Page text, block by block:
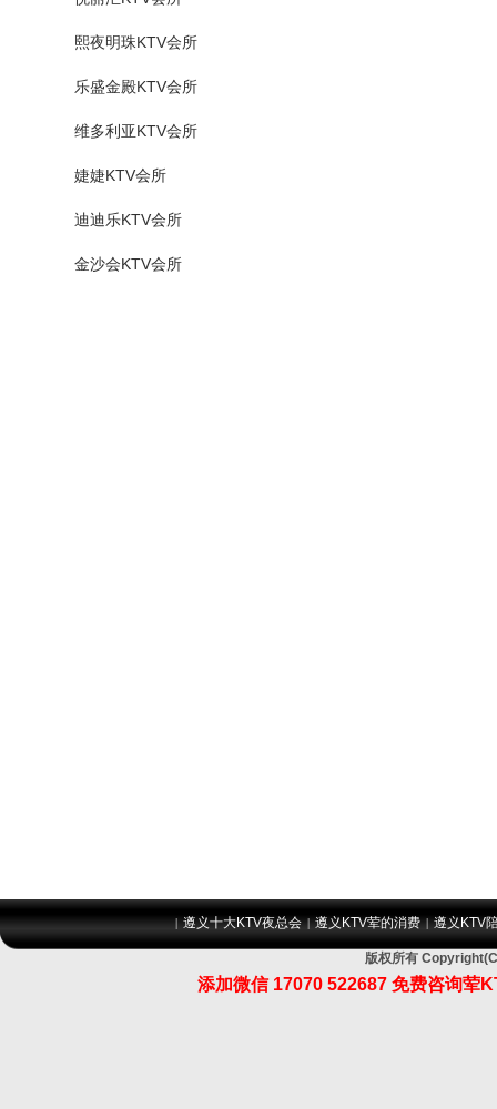
熙夜明珠KTV会所
乐盛金殿KTV会所
维多利亚KTV会所
婕婕KTV会所
迪迪乐KTV会所
金沙会KTV会所
|遵义十大KTV夜总会 |遵义KTV荤的消费 |遵义KTV
版权所有
添加微信 17070 522687 免费咨询荤